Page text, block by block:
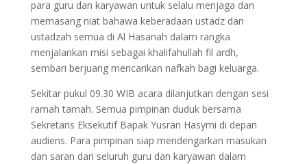
para guru dan karyawan untuk selalu menjaga dan
memasang niat bahawa keberadaan ustadz dan
ustadzah semua di Al Hasanah dalam rangka
menjalankan misi sebagai khalifahullah fil ardh,
sembari berjuang mencarikan nafkah bagi keluarga.
Sekitar pukul 09.30 WIB acara dilanjutkan dengan sesi
ramah tamah. Semua pimpinan duduk bersama
Sekretaris Eksekutif Bapak Yusran Hasymi di depan
audiens. Para pimpinan siap mendengarkan masukan
dan saran dari seluruh guru dan karyawan dalam